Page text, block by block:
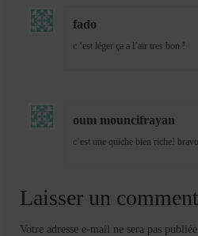
fado
c ‘est léger ça a l’air tres bon !
oum mouncifrayan
c’est une quiche bien riche!
Laisser un
Votre adresse e-mail ne sera pas publiée.